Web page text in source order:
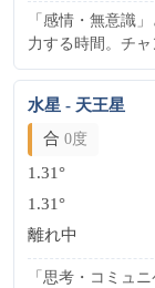
「感情・無意識
力する時間。チャ
水星 - 天王星
合 0度
1.31°
1.31°
離れ中
「思考・コミュ